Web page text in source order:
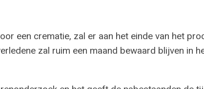
een crematie, zal er aan het einde van het
zal ruim een maand bewaard blijven in